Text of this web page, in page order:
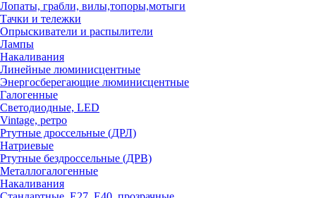
Лопаты, грабли, вилы,топоры,мотыги
Тачки и тележки
Опрыскиватели и распылители
Лампы
Накаливания
Линейные люминисцентные
Энергосберегающие люминисцентные
Галогенные
Светодиодные, LED
Vintage, ретро
Ртутные дроссельные (ДРЛ)
Натриевые
Ртутные бездроссельные (ДРВ)
Металлогалогенные
Накаливания